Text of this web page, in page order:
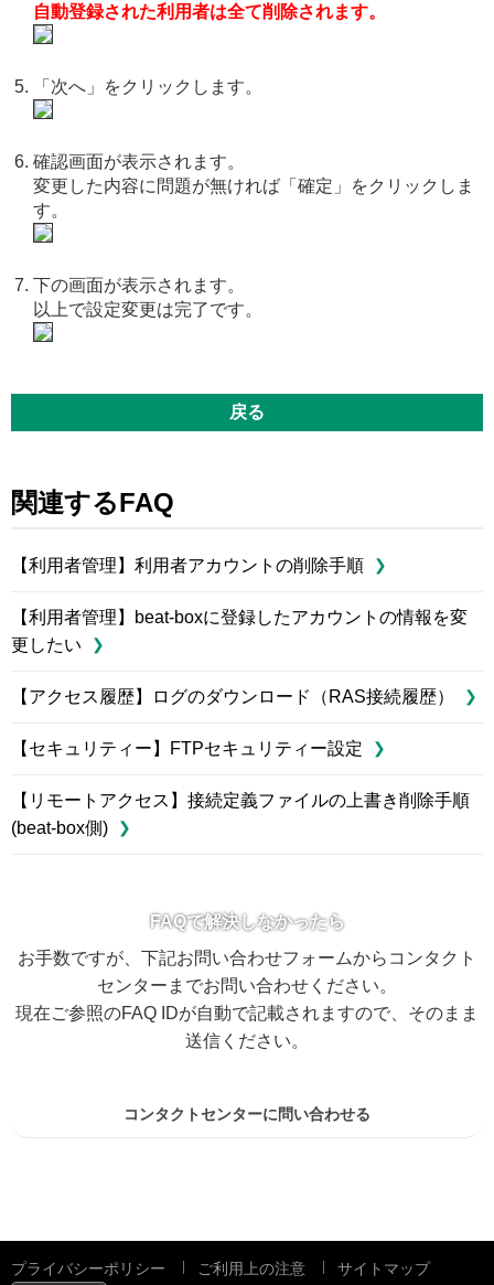
自動登録された利用者は全て削除されます。
「次へ」をクリックします。
確認画面が表示されます。
変更した内容に問題が無ければ「確定」をクリックしま
す。
下の画面が表示されます。
以上で設定変更は完了です。
戻る
関連するFAQ
【利用者管理】利用者アカウントの削除手順
【利用者管理】beat-boxに登録したアカウントの情報を変
更したい
【アクセス履歴】ログのダウンロード（RAS接続履歴）
【セキュリティー】FTPセキュリティー設定
【リモートアクセス】接続定義ファイルの上書き削除手順
(beat-box側)
FAQで解決しなかったら
お手数ですが、下記お問い合わせフォームからコンタクト
センターまでお問い合わせください。
現在ご参照のFAQ IDが自動で記載されますので、そのまま
送信ください。
コンタクトセンターに問い合わせる
プライバシーポリシー ご利用上の注意 サイトマップ